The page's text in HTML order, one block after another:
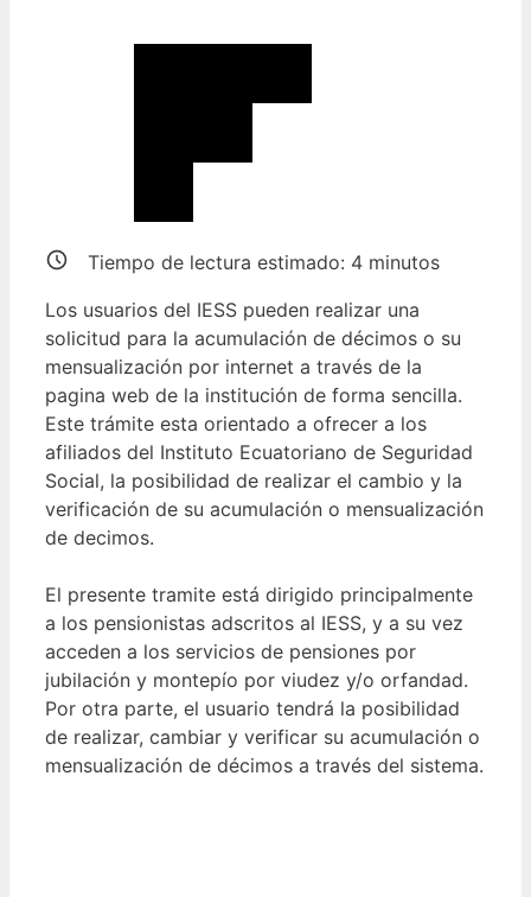
Tiempo de lectura estimado: 4 minutos
Los usuarios del IESS pueden realizar una
solicitud para la acumulación de décimos o su
mensualización por internet a través de la
pagina web de la institución de forma sencilla.
Este trámite esta orientado a ofrecer a los
afiliados del Instituto Ecuatoriano de Seguridad
Social, la posibilidad de realizar el cambio y la
verificación de su acumulación o mensualización
de decimos.
El presente tramite está dirigido principalmente
a los pensionistas adscritos al IESS, y a su vez
acceden a los servicios de pensiones por
jubilación y montepío por viudez y/o orfandad.
Por otra parte, el usuario tendrá la posibilidad
de realizar, cambiar y verificar su acumulación o
mensualización de décimos a través del sistema.